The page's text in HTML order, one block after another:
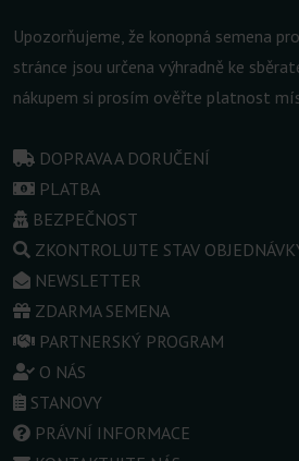
Upozorňujeme, že konopná semena
stránce jsou určena výhradně ke
nákupem si prosím ověřte platnost
DOPRAVA A DORUČENÍ
PLATBA
BEZPEČNOST
ZKONTROLUJTE STAV
NEWSLETTER
ZDARMA SEMENA
PARTNERSKÝ PROGRAM
O NÁS
STANOVY
PRÁVNÍ INFORMACE